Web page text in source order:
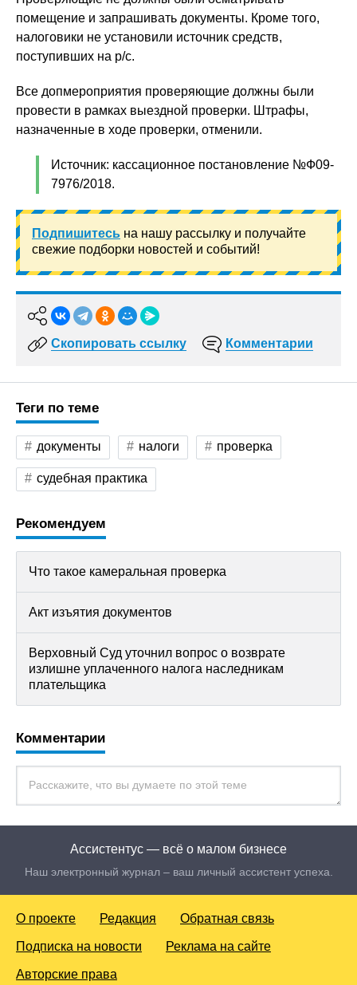
помещение и запрашивать документы. Кроме того,
налоговики не установили источник средств,
поступивших на р/с.
Все допмероприятия проверяющие должны были
провести в рамках выездной проверки. Штрафы,
назначенные в ходе проверки, отменили.
Источник: кассационное постановление №Ф09-
7976/2018.
Подпишитесь на нашу рассылку и получайте
свежие подборки новостей и событий!
Скопировать ссылку Комментарии
Теги по теме
документы налоги проверка
судебная практика
Рекомендуем
Что такое камеральная проверка
Акт изъятия документов
Верховный Суд уточнил вопрос о возврате
излишне уплаченного налога наследникам
плательщика
Комментарии
Ассистентус — всё о малом бизнесе
Наш электронный журнал – ваш личный ассистент успеха.
О проекте Редакция Обратная связь
Подписка на новости Реклама на сайте
Авторские права